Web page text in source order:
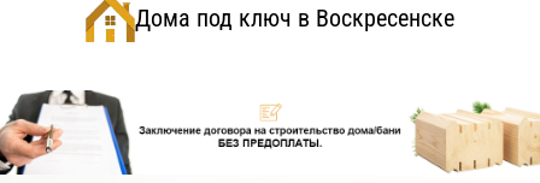
Дома под ключ в Воскресенске